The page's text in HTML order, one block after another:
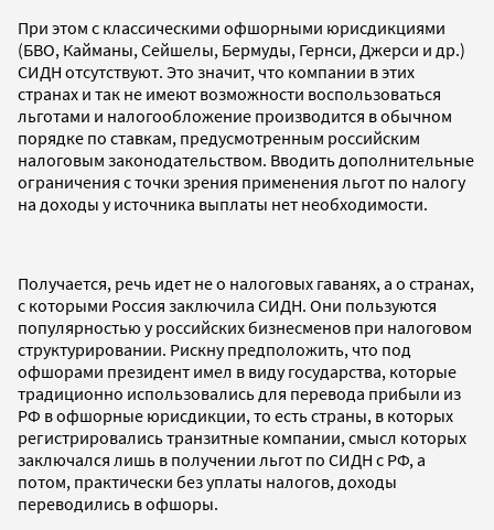
При этом с классическими офшорными юрисдикциями
(БВО, Кайманы, Сейшелы, Бермуды, Гернси, Джерси и др.)
СИДН отсутствуют. Это значит, что компании в этих
странах и так не имеют возможности воспользоваться
льготами и налогообложение производится в обычном
порядке по ставкам, предусмотренным российским
налоговым законодательством. Вводить дополнительные
ограничения с точки зрения применения льгот по налогу
на доходы у источника выплаты нет необходимости.
Получается, речь идет не о налоговых гаванях, а о странах,
с которыми Россия заключила СИДН. Они пользуются
популярностью у российских бизнесменов при налоговом
структурировании. Рискну предположить, что под
офшорами президент имел в виду государства, которые
традиционно использовались для перевода прибыли из
РФ в офшорные юрисдикции, то есть страны, в которых
регистрировались транзитные компании, смысл которых
заключался лишь в получении льгот по СИДН с РФ, а
потом, практически без уплаты налогов, доходы
переводились в офшоры.